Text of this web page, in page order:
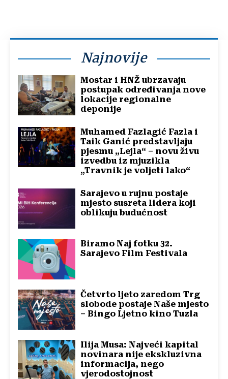
Najnovije
Mostar i HNŽ ubrzavaju
postupak određivanja nove
lokacije regionalne
deponije
Muhamed Fazlagić Fazla i
Taik Ganić predstavljaju
pjesmu „Lejla“ – novu živu
izvedbu iz mjuzikla
„Travnik je voljeti lako“
Sarajevo u rujnu postaje
mjesto susreta lidera koji
oblikuju budućnost
Biramo Naj fotku 32.
Sarajevo Film Festivala
Četvrto ljeto zaredom Trg
slobode postaje Naše mjesto
– Bingo Ljetno kino Tuzla
Ilija Musa: Najveći kapital
novinara nije ekskluzivna
informacija, nego
vjerodostojnost